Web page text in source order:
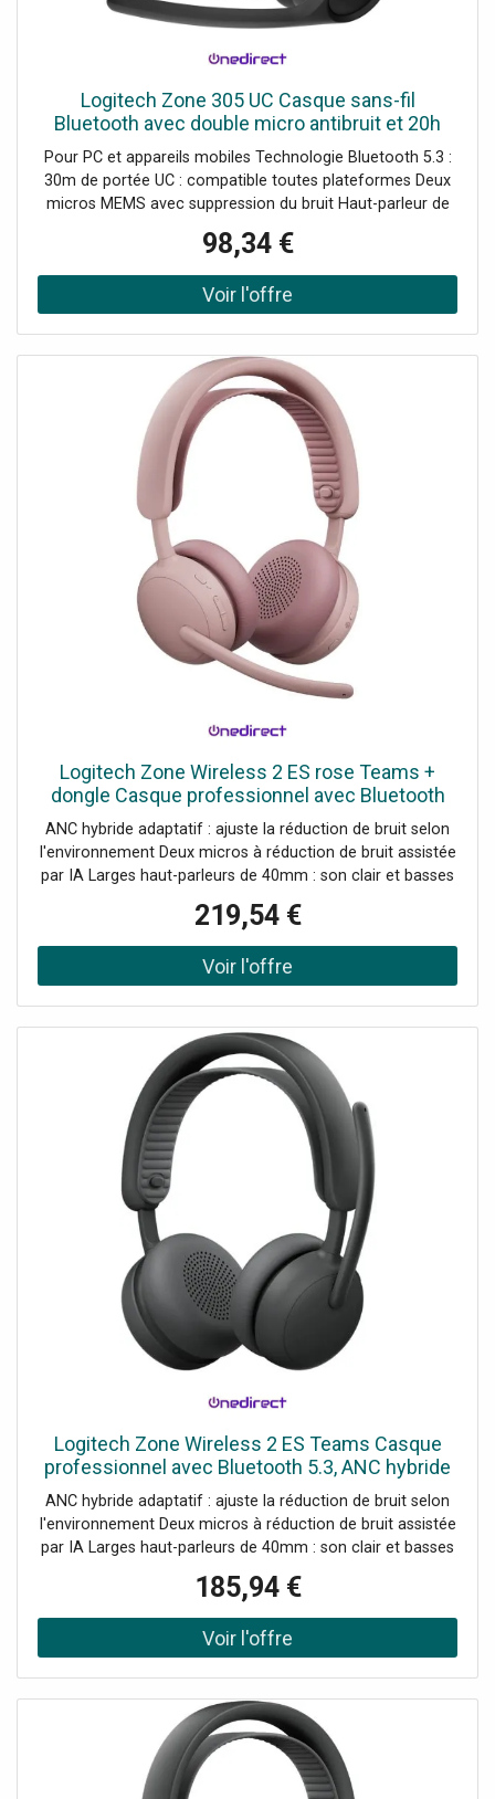
Logitech Zone 305 UC Casque sans-fil
Bluetooth avec double micro antibruit et 20h
d'autonomie, certifié pour toutes les
applications professionnelles.
Pour PC et appareils mobiles Technologie Bluetooth 5.3 :
30m de portée UC : compatible toutes plateformes Deux
micros MEMS avec suppression du bruit Haut-parleur de
parfait pour l'usage quotidien Longue autonomie : jusqu'à
16h en appel Adaptateur USB-C vers USB-A inclus Durable
: composé à 55% de plastique recyclé
98,34 €
Logitech Zone Wireless 2 ES rose Teams +
dongle Casque professionnel avec Bluetooth
5.3, ANC hybride adaptatif, micros antibruit
optimisés par l'IA et
ANC hybride adaptatif : ajuste la réduction de bruit selon
l'environnement Deux micros à réduction de bruit assistée
par IA Larges haut-parleurs de 40mm : son clair et basses
uniforme du poids Mises à jour du micrologiciel via
Logitech Sync Connexion multipoint : bascule rapide entre
2 appareils Composants interchangeables (oreillettes,
batterie) Certifié Microsoft Teams Matériaux durables :
219,54 €
Logitech Zone Wireless 2 ES Teams Casque
professionnel avec Bluetooth 5.3, ANC hybride
adaptatif, micros antibruit optimisés par l'IA et
certification
ANC hybride adaptatif : ajuste la réduction de bruit selon
l'environnement Deux micros à réduction de bruit assistée
par IA Larges haut-parleurs de 40mm : son clair et basses
uniforme du poids Mises à jour du micrologiciel via
Logitech Sync Connexion multipoint : bascule rapide entre
2 appareils Composants interchangeables (oreillettes,
batterie) Certifié Microsoft Teams Matériaux durables :
185,94 €